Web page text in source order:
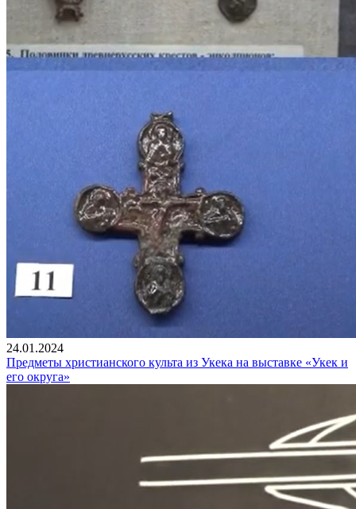
24.01.2024
Предметы христианского культа из Укека на выставке «Укек и
его округа»